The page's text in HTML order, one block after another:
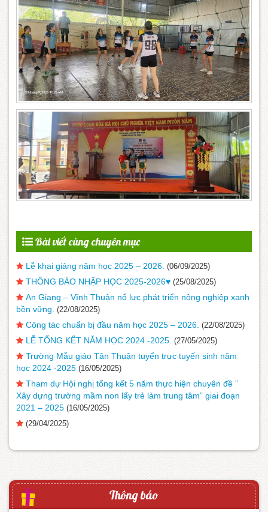
Bài viết cùng chuyên mục
Lễ khai giảng năm học 2025 – 2026. (06/09/2025)
THÔNG BÁO NHẬP HỌC 2025-2026♥️ (25/08/2025)
An Giang – Vĩnh Thuận nổ lực phát triển nông nghiệp xanh
bền vững. (22/08/2025)
Công tác chuẩn bị đầu năm học 2025 – 2026. (22/08/2025)
LỄ TỔNG KẾT NĂM HỌC 2024 -2025. (27/05/2025)
Trường Mẫu giáo Tân Thuận tuyển trực tuyến sinh năm
học 2024 -2025 (16/05/2025)
Tham dự Hội nghị tổng kết 5 năm thực hiện chuyên đề ”
Xây dựng trường mầm non lấy trẻ làm trung tâm” giai đoạn
2021 – 2025 (16/05/2025)
(29/04/2025)
Thông báo